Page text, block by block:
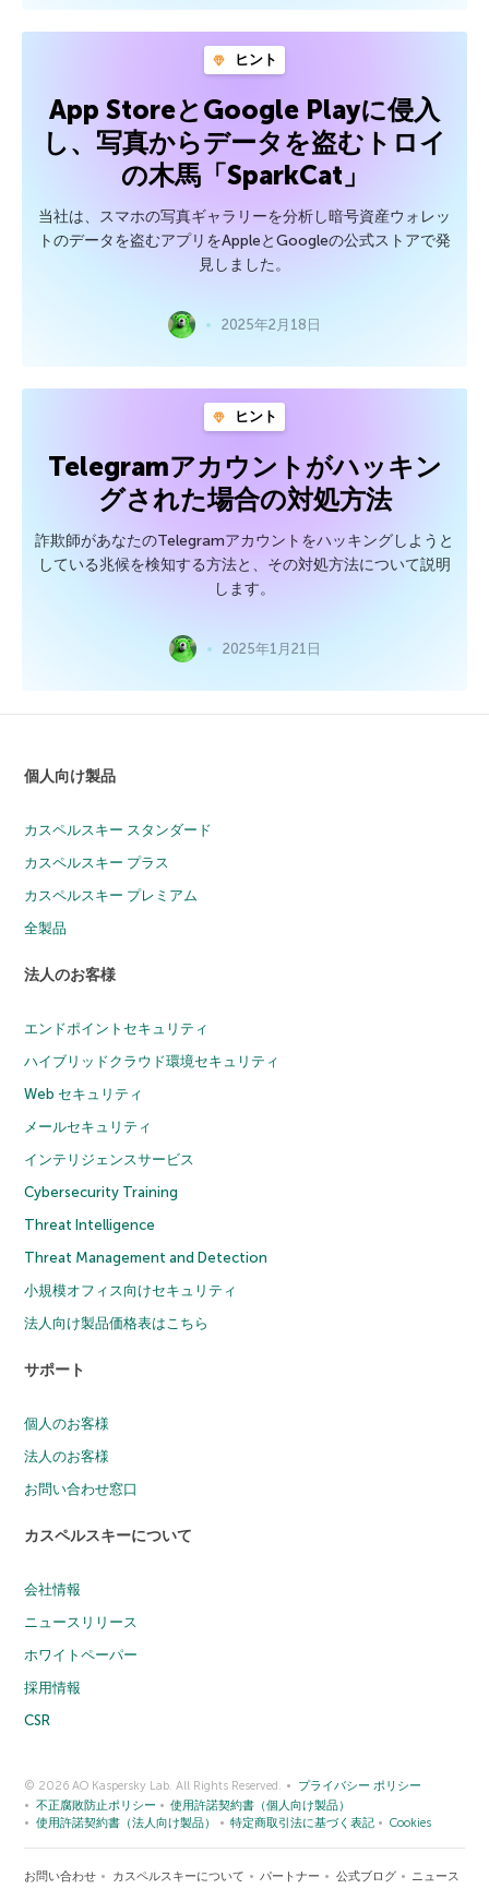
ヒント
App StoreとGoogle Playに侵入
し、写真からデータを盗むトロイ
の木馬「SparkCat」
当社は、スマホの写真ギャラリーを分析し暗号資産ウォレッ
トのデータを盗むアプリをAppleとGoogleの公式ストアで発
見しました。
2025年2月18日
ヒント
Telegramアカウントがハッキン
グされた場合の対処方法
詐欺師があなたのTelegramアカウントをハッキングしようと
している兆候を検知する方法と、その対処方法について説明
します。
2025年1月21日
個人向け製品
カスペルスキー スタンダード
カスペルスキー プラス
カスペルスキー プレミアム
全製品
法人のお客様
エンドポイントセキュリティ
ハイブリッドクラウド環境セキュリティ
Web セキュリティ
メールセキュリティ
インテリジェンスサービス
Cybersecurity Training
Threat Intelligence
Threat Management and Detection
小規模オフィス向けセキュリティ
法人向け製品価格表はこちら
サポート
個人のお客様
法人のお客様
お問い合わせ窓口
カスペルスキーについて
会社情報
ニュースリリース
ホワイトペーパー
採用情報
CSR
© 2026 AO Kaspersky Lab. All Rights Reserved.
プライバシー ポリシー
不正腐敗防止ポリシー
使用許諾契約書（個人向け製品）
使用許諾契約書（法人向け製品）
特定商取引法に基づく表記 Cookies
お問い合わせ カスペルスキーについて パートナー 公式ブログ ニュース